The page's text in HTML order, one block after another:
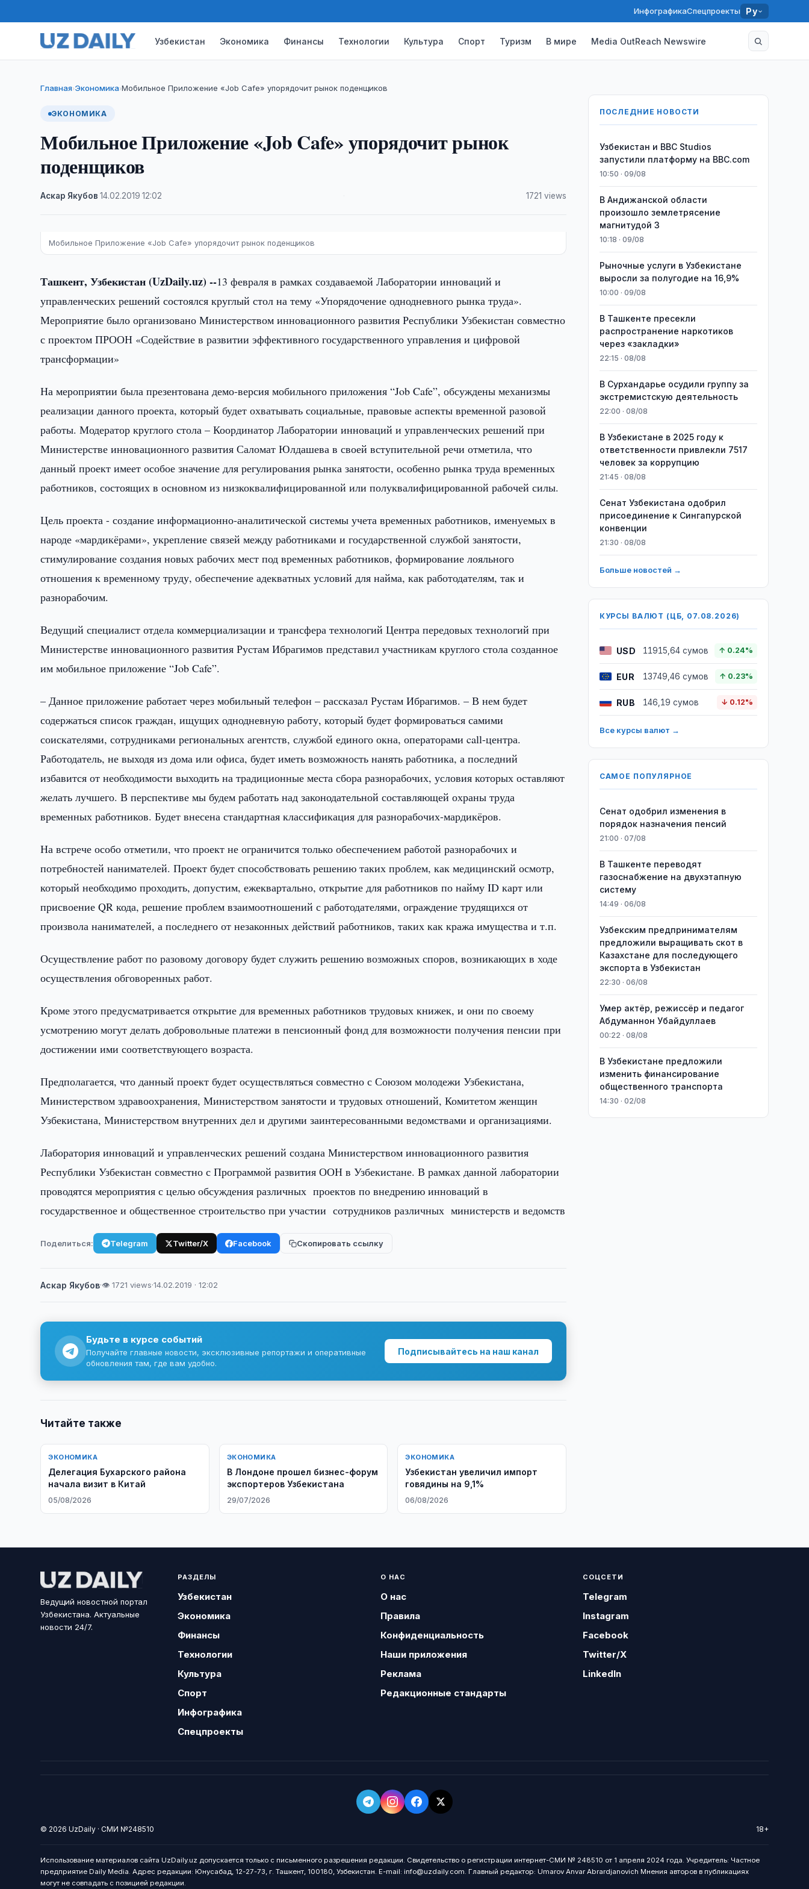
ИнфографикаСпецпроекты Ру
Узбекистан Экономика Финансы Технологии Культура Спорт Туризм В мире Media OutReach Newswire
Главная›Экономика›Мобильное Приложение «Job Cafe» упорядочит рынок поденщиков
ЭКОНОМИКА
Мобильное Приложение «Job Cafe» упорядочит рынок
поденщиков
Аскар Якубов ·14.02.2019 ·12:02 1721 views
Мобильное Приложение «Job Cafe» упорядочит рынок поденщиков
Ташкент, Узбекистан (UzDaily.uz) --13 февраля в рамках создаваемой Лаборатории инноваций и
управленческих решений состоялся круглый стол на тему «Упорядочение однодневного рынка труда».
Мероприятие было организовано Министерством инновационного развития Республики Узбекистан совместно
с проектом ПРООН «Содействие в развитии эффективного государственного управления и цифровой
трансформации»
На мероприятии была презентована демо-версия мобильного приложения “Job Cafe”, обсуждены механизмы
реализации данного проекта, который будет охватывать социальные, правовые аспекты временной разовой
работы. Модератор круглого стола – Координатор Лаборатории инноваций и управленческих решений при
Министерстве инновационного развития Саломат Юлдашева в своей вступительной речи отметила, что
данный проект имеет особое значение для регулирования рынка занятости, особенно рынка труда временных
работников, состоящих в основном из низкоквалифицированной или полуквалифицированной рабочей силы.
Цель проекта - создание информационно-аналитической системы учета временных работников, именуемых в
народе «мардикёрами», укрепление связей между работниками и государственной службой занятости,
стимулирование создания новых рабочих мест под временных работников, формирование лояльного
отношения к временному труду, обеспечение адекватных условий для найма, как работодателям, так и
разнорабочим.
Ведущий специалист отдела коммерциализации и трансфера технологий Центра передовых технологий при
Министерстве инновационного развития Рустам Ибрагимов представил участникам круглого стола созданное
им мобильное приложение “Job Cafe”.
– Данное приложение работает через мобильный телефон – рассказал Рустам Ибрагимов. – В нем будет
содержаться список граждан, ищущих однодневную работу, который будет формироваться самими
соискателями, сотрудниками региональных агентств, службой единого окна, операторами call-центра.
Работодатель, не выходя из дома или офиса, будет иметь возможность нанять работника, а последний
избавится от необходимости выходить на традиционные места сбора разнорабочих, условия которых оставляют
желать лучшего. В перспективе мы будем работать над законодательной составляющей охраны труда
временных работников. Будет внесена стандартная классификация для разнорабочих-мардикёров.
На встрече особо отметили, что проект не ограничится только обеспечением работой разнорабочих и
потребностей нанимателей. Проект будет способствовать решению таких проблем, как медицинский осмотр,
который необходимо проходить, допустим, ежеквартально, открытие для работников по найму ID карт или
присвоение QR кода, решение проблем взаимоотношений с работодателями, ограждение трудящихся от
произвола нанимателей, а последнего от незаконных действий работников, таких как кража имущества и т.п.
Осуществление работ по разовому договору будет служить решению возможных споров, возникающих в ходе
осуществления обговоренных работ.
Кроме этого предусматривается открытие для временных работников трудовых книжек, и они по своему
усмотрению могут делать добровольные платежи в пенсионный фонд для возможности получения пенсии при
достижении ими соответствующего возраста.
Предполагается, что данный проект будет осуществляться совместно с Союзом молодежи Узбекистана,
Министерством здравоохранения, Министерством занятости и трудовых отношений, Комитетом женщин
Узбекистана, Министерством внутренних дел и другими заинтересованными ведомствами и организациями.
Лаборатория инноваций и управленческих решений создана Министерством инновационного развития
Республики Узбекистан совместно с Программой развития ООН в Узбекистане. В рамках данной лаборатории
проводятся мероприятия с целью обсуждения различных проектов по внедрению инноваций в
государственное и общественное строительство при участии сотрудников различных министерств и ведомств
Поделиться: Telegram Twitter/X Facebook Скопировать ссылку
Аскар Якубов·👁 1721 views·14.02.2019 · 12:02
Будьте в курсе событий
Получайте главные новости, эксклюзивные репортажи и оперативные
обновления там, где вам удобно.
Подписывайтесь на наш канал
Читайте также
ЭКОНОМИКА
Делегация Бухарского района
начала визит в Китай
05/08/2026
ЭКОНОМИКА
В Лондоне прошел бизнес-форум
экспортеров Узбекистана
29/07/2026
ЭКОНОМИКА
Узбекистан увеличил импорт
говядины на 9,1%
06/08/2026
ПОСЛЕДНИЕ НОВОСТИ
Узбекистан и BBC Studios
запустили платформу на BBC.com
10:50 · 09/08
В Андижанской области
произошло землетрясение
магнитудой 3
10:18 · 09/08
Рыночные услуги в Узбекистане
выросли за полугодие на 16,9%
10:00 · 09/08
В Ташкенте пресекли
распространение наркотиков
через «закладки»
22:15 · 08/08
В Сурхандарье осудили группу за
экстремистскую деятельность
22:00 · 08/08
В Узбекистане в 2025 году к
ответственности привлекли 7517
человек за коррупцию
21:45 · 08/08
Сенат Узбекистана одобрил
присоединение к Сингапурской
конвенции
21:30 · 08/08
Больше новостей →
КУРСЫ ВАЛЮТ (ЦБ, 07.08.2026)
USD 11915,64 сумов ↑ 0.24%
EUR 13749,46 сумов ↑ 0.23%
RUB 146,19 сумов ↓ 0.12%
Все курсы валют →
САМОЕ ПОПУЛЯРНОЕ
Сенат одобрил изменения в
порядок назначения пенсий
21:00 · 07/08
В Ташкенте переводят
газоснабжение на двухэтапную
систему
14:49 · 06/08
Узбекским предпринимателям
предложили выращивать скот в
Казахстане для последующего
экспорта в Узбекистан
22:30 · 06/08
Умер актёр, режиссёр и педагог
Абдуманнон Убайдуллаев
00:22 · 08/08
В Узбекистане предложили
изменить финансирование
общественного транспорта
14:30 · 02/08
Ведущий новостной портал
Узбекистана. Актуальные
новости 24/7.
РАЗДЕЛЫ
Узбекистан
Экономика
Финансы
Технологии
Культура
Спорт
Инфографика
Спецпроекты
О НАС
О нас
Правила
Конфиденциальность
Наши приложения
Реклама
Редакционные стандарты
СОЦСЕТИ
Telegram
Instagram
Facebook
Twitter/X
LinkedIn
© 2026 UzDaily · СМИ №248510 18+
Использование материалов сайта UzDaily.uz допускается только с письменного разрешения редакции. Свидетельство о регистрации интернет-СМИ № 248510 от 1 апреля 2024 года. Учредитель: Частное
предприятие Daily Media. Адрес редакции: Юнусабад, 12-27-73, г. Ташкент, 100180, Узбекистан. E-mail: info@uzdaily.com. Главный редактор: Umarov Anvar Abrardjanovich Мнения авторов в публикациях
могут не совпадать с позицией редакции.